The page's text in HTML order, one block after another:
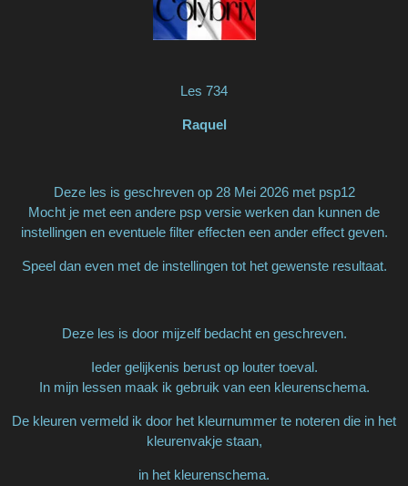
Les 734
Raquel
Deze les is geschreven op 28 Mei 2026 met psp12
Mocht je met een andere psp versie werken dan kunnen de
instellingen en eventuele filter effecten een ander effect geven.
Speel dan even met de instellingen tot het gewenste resultaat.
Deze les is door mijzelf bedacht en geschreven.
Ieder gelijkenis berust op louter toeval.
In mijn lessen maak ik gebruik van een kleurenschema.
De kleuren vermeld ik door het kleurnummer te noteren die in het
kleurenvakje staan,
in het kleurenschema.